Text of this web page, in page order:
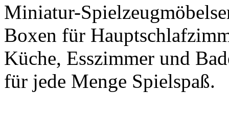
Miniatur-
Boxen für
Küche, Esszimmer und
für jede Menge Spielspaß.